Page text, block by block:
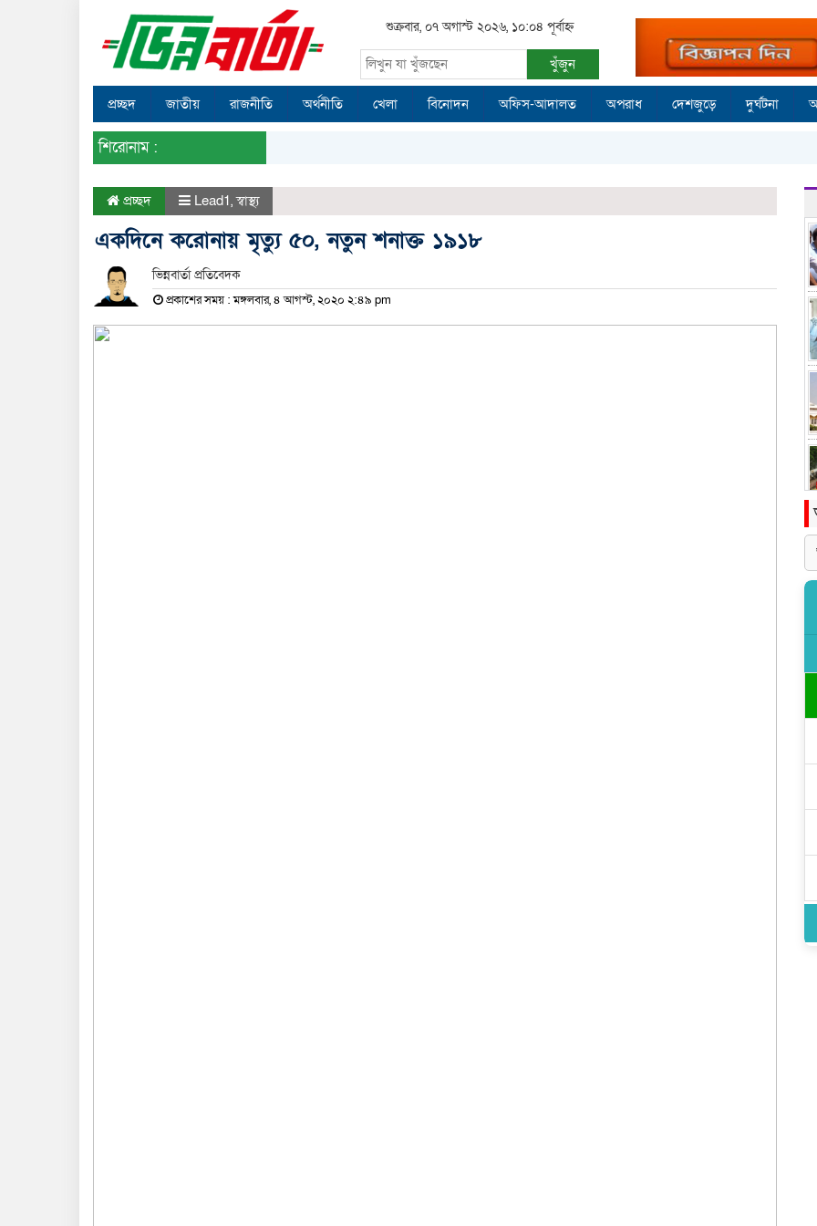
শুক্রবার, ০৭ অগাস্ট ২০২৬, ১০:০৪ পূর্বাহ্ন
খুঁজুন
প্রচ্ছদ জাতীয় রাজনীতি অর্থনীতি খেলা বিনোদন অফিস-আদালত অপরাধ দেশজুড়ে দুর্ঘটনা
শিরোনাম :
প্রচ্ছদ Lead1,স্বাস্থ্য
একদিনে করোনায় মৃত্যু ৫০, নতুন শনাক্ত ১৯১৮
ভিন্নবার্তা প্রতিবেদক
প্রকাশের সময় : মঙ্গলবার, ৪ আগস্ট, ২০২০ ২:৪৯ pm